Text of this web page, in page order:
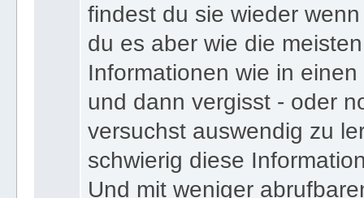
findest du sie wieder
du es aber wie die
Informationen wie in
und dann vergisst - oder
versuchst auswendig zu
schwierig diese
Und mit weniger